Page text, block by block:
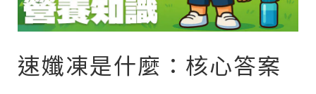
速孅凍是什麼：核心答案